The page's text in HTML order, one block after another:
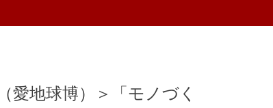
愛地球博）＞「モノづく